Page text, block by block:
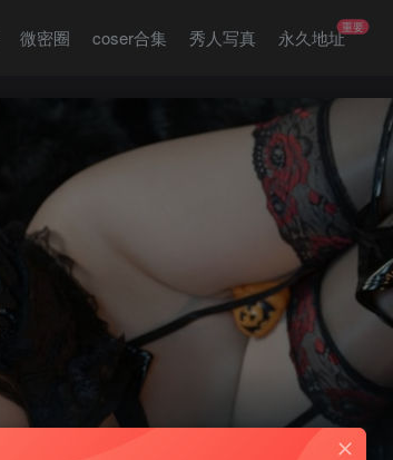
微密圈 coser合集 秀人写真 永久地址重要